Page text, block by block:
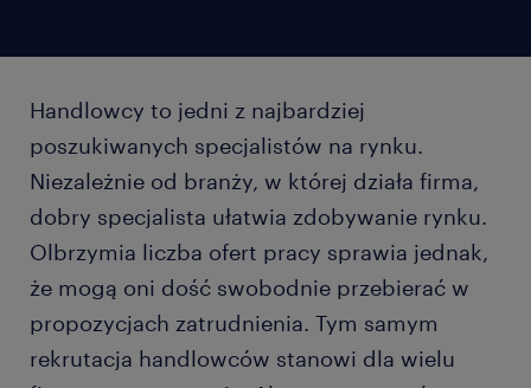
Handlowcy to jedni z najbardziej
poszukiwanych specjalistów na rynku.
Niezależnie od branży, w której działa firma,
dobry specjalista ułatwia zdobywanie rynku.
Olbrzymia liczba ofert pracy sprawia jednak,
że mogą oni dość swobodnie przebierać w
propozycjach zatrudnienia. Tym samym
rekrutacja handlowców stanowi dla wielu